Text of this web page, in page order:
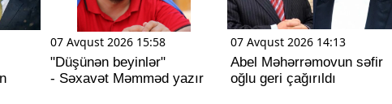
07 Avqust 2026 15:58
"Düşünən beyinlər"
- Səxavət Məmməd yazır
07 Avqust 2026 14:13
Abel Məhərrəmovun səfir
oğlu geri çağırıldı